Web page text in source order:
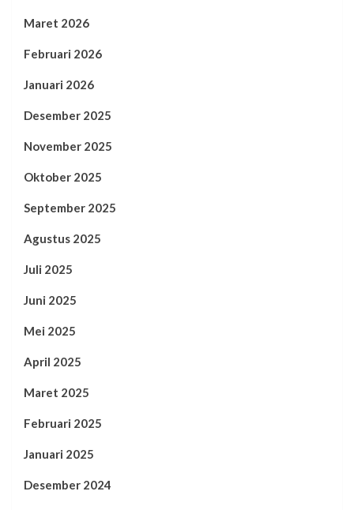
Maret 2026
Februari 2026
Januari 2026
Desember 2025
November 2025
Oktober 2025
September 2025
Agustus 2025
Juli 2025
Juni 2025
Mei 2025
April 2025
Maret 2025
Februari 2025
Januari 2025
Desember 2024